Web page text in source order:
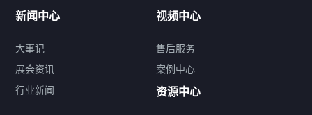
新闻中心
大事记
展会资讯
行业新闻
视频中心
售后服务
案例中心
资源中心